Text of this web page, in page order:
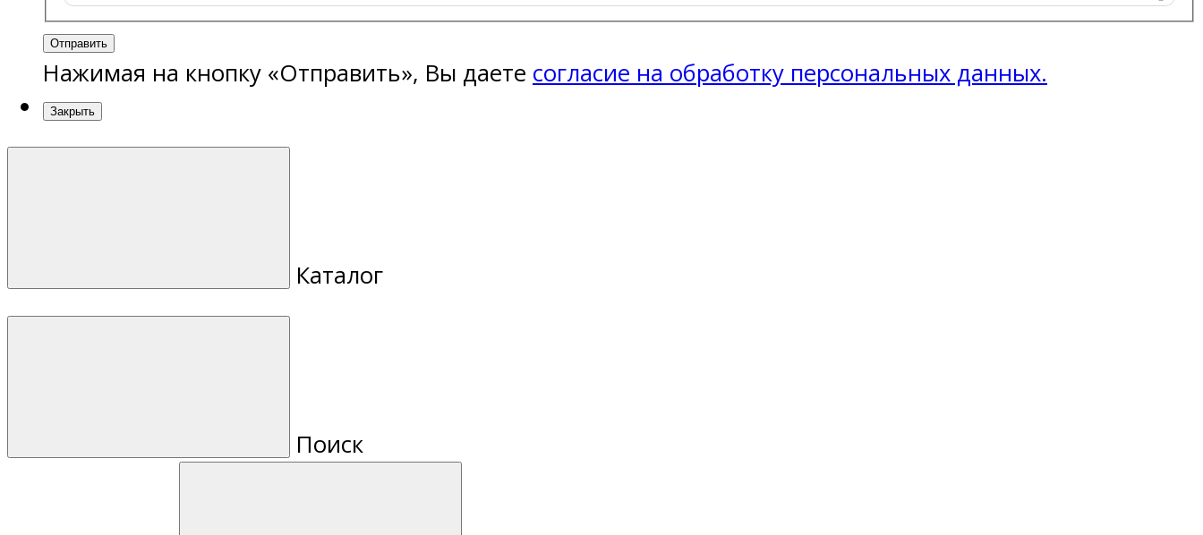
Отправить
Нажимая на кнопку «Отправить», Вы даете согласие на обработку персональных данных.
Закрыть
Каталог
Поиск